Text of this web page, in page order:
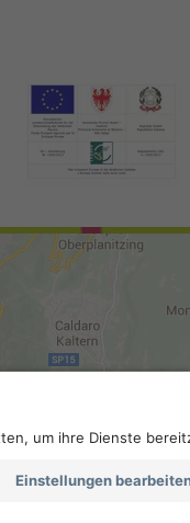
. Privacy .